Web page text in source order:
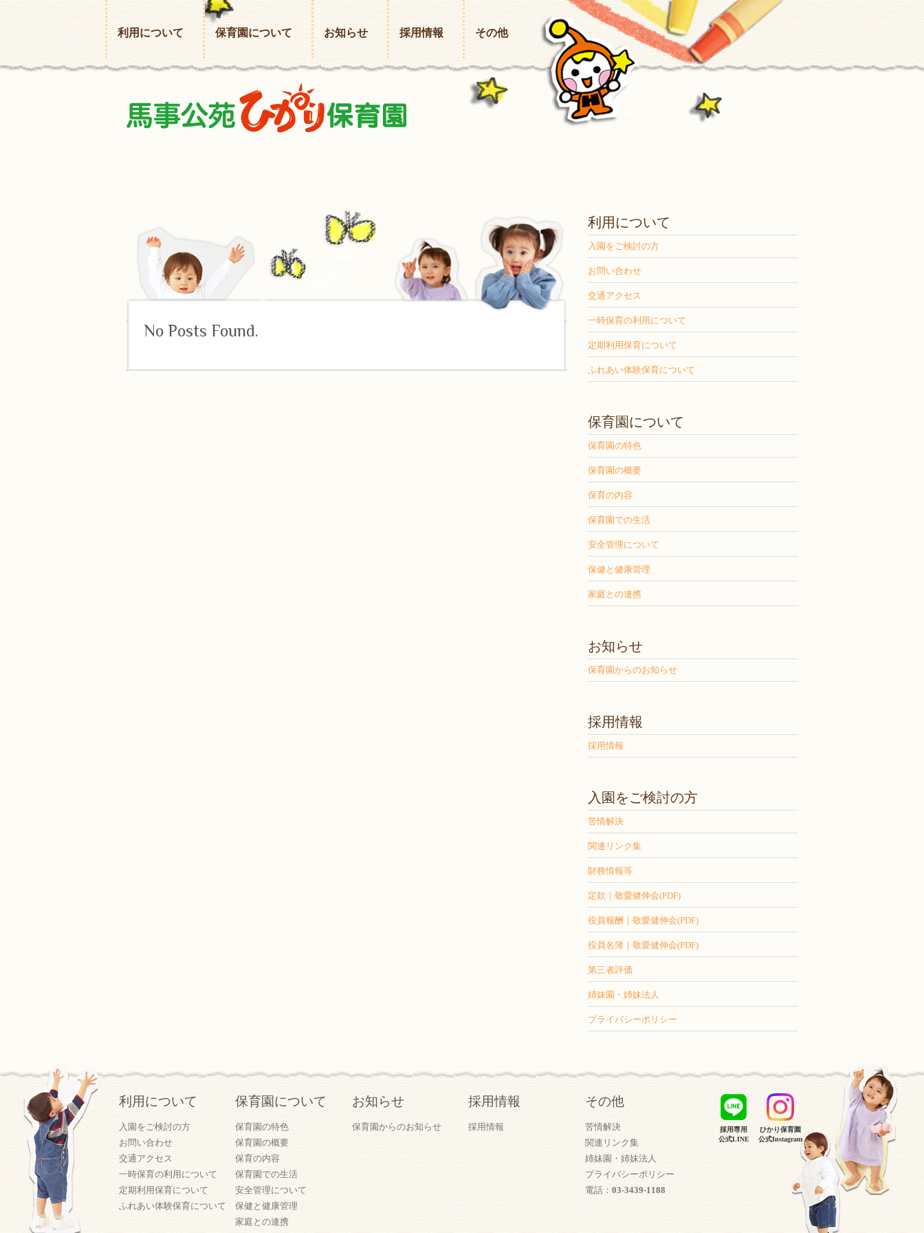
利用について 保育園について お知らせ 採用情報 その他
No Posts Found.
利用について
入園をご検討の方
お問い合わせ
交通アクセス
一時保育の利用について
定期利用保育について
ふれあい体験保育について
保育園について
保育園の特色
保育園の概要
保育の内容
保育園での生活
安全管理について
保健と健康管理
家庭との連携
お知らせ
保育園からのお知らせ
採用情報
採用情報
入園をご検討の方
苦情解決
関連リンク集
財務情報等
定款｜敬愛健伸会(PDF)
役員報酬｜敬愛健伸会(PDF)
役員名簿｜敬愛健伸会(PDF)
第三者評価
姉妹園・姉妹法人
プライバシーポリシー
採用専用
公式LINE
ひかり保育園
公式Instagram
利用について
入園をご検討の方
お問い合わせ
交通アクセス
一時保育の利用について
定期利用保育について
ふれあい体験保育について
保育園について
保育園の特色
保育園の概要
保育の内容
保育園での生活
安全管理について
保健と健康管理
家庭との連携
お知らせ
保育園からのお知らせ
採用情報
採用情報
その他
苦情解決
関連リンク集
姉妹園・姉妹法人
プライバシーポリシー
電話： 03-3439-1188